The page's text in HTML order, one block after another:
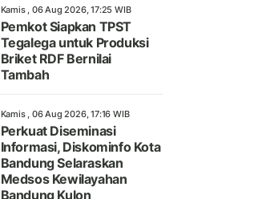
Kamis , 06 Aug 2026, 17:25 WIB
Pemkot Siapkan TPST
Tegalega untuk Produksi
Briket RDF Bernilai
Tambah
Kamis , 06 Aug 2026, 17:16 WIB
Perkuat Diseminasi
Informasi, Diskominfo Kota
Bandung Selaraskan
Medsos Kewilayahan
Bandung Kulon